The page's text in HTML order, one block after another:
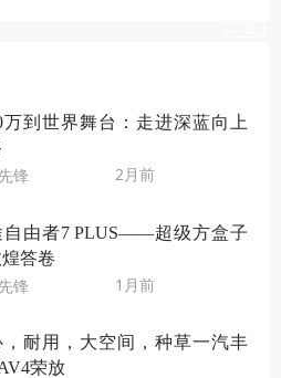
万到世界舞台：走进深蓝向上
锋 2月前
自由者7 PLUS——超级方盒子
答卷
锋 1月前
，耐用，大空间，种草一汽丰
荣放